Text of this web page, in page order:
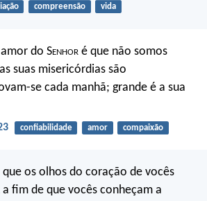
compreensão vida
do Senhor é que não somos
suas misericórdias são
se cada manhã; grande é a sua
confiabilidade amor compaixão
os olhos do coração de vocês
fim de que vocês conheçam a